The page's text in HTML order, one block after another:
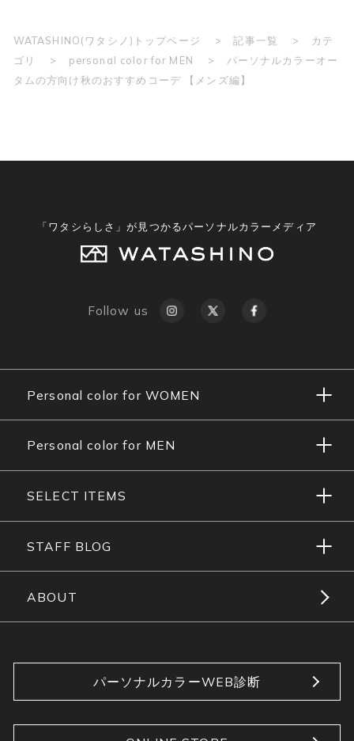
WATASHINO(ワタシノ)トップページ 記事一覧
カテ
ゴリ
personal color for MEN
パーソナルカラーオー
タムの方向け秋のおすすめコーデ 【メンズ編】
「ワタシらしさ」が見つかるパーソナルカラーメディア
Follow us
Personal color for WOMEN
Personal color for MEN
SELECT ITEMS
STAFF BLOG
ABOUT
パーソナルカラーWEB診断